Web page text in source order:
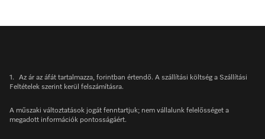
1.
Az ár az áfát tartalmazza, forintban értendő. A szállítási költség a Szállítási
Feltételek szerint kerül felszámításra.
A műszaki változtatások jogát fenntartjuk; nem vállalunk felelősséget a
megadott információk pontosságáért.